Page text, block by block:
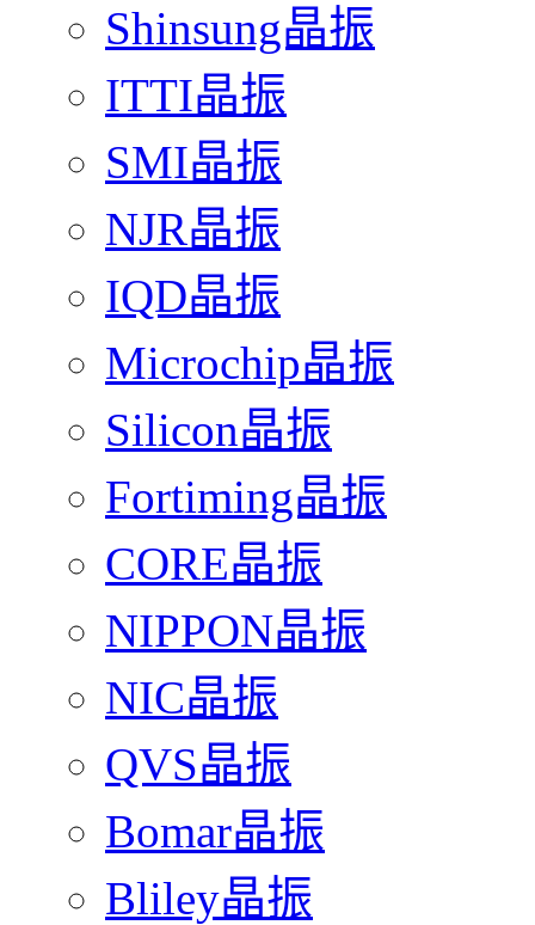
Shinsung晶振
ITTI晶振
SMI晶振
NJR晶振
IQD晶振
Microchip晶振
Silicon晶振
Fortiming晶振
CORE晶振
NIPPON晶振
NIC晶振
QVS晶振
Bomar晶振
Bliley晶振